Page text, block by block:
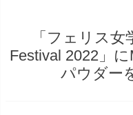
「フェリス
Festival 2022」
パウダー